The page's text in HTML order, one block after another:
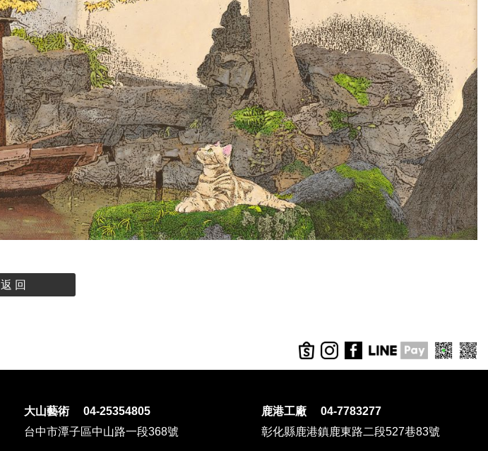
返 回
大山藝術 04-25354805
台中市潭子區中山路一段368號
鹿港工廠 04-7783277
彰化縣鹿港鎮鹿東路二段527巷83號